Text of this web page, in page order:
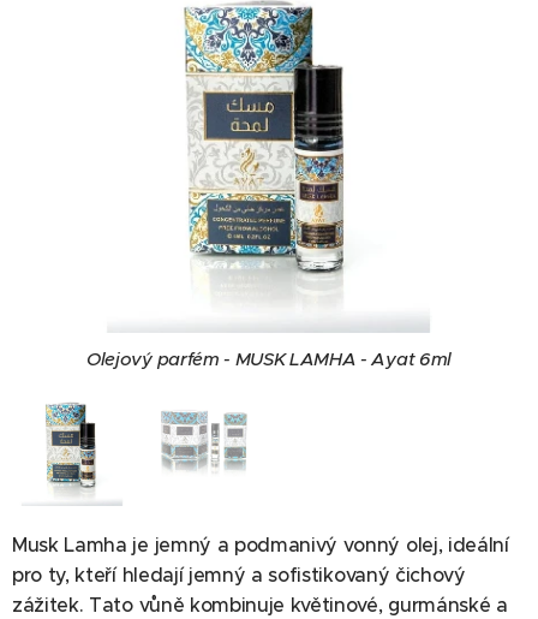
Olejový parfém - MUSK LAMHA - Ayat 6ml
Musk Lamha je jemný a podmanivý vonný olej, ideální
pro ty, kteří hledají jemný a sofistikovaný čichový
zážitek. Tato vůně kombinuje květinové, gurmánské a